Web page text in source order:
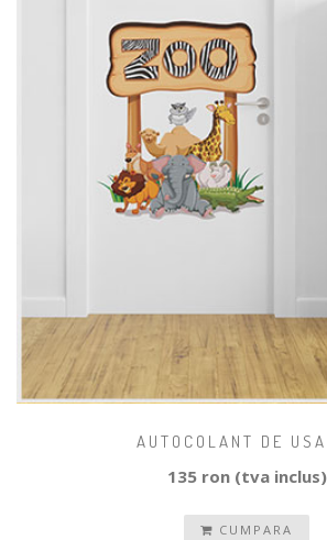
AUTOCOLANT DE
135 ron (tva inclus)
CUMPARA